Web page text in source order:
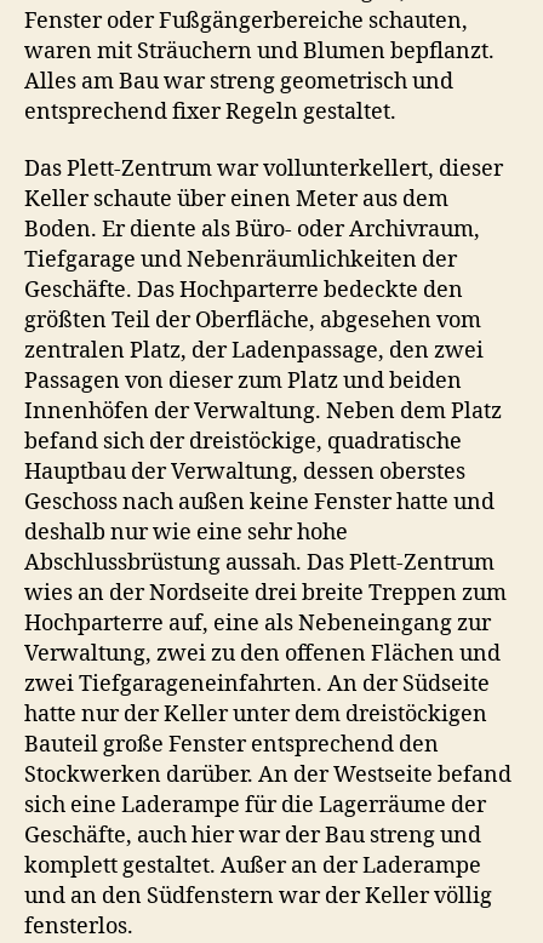
Fenster oder Fußgängerbereiche schauten,
waren mit Sträuchern und Blumen bepflanzt.
Alles am Bau war streng geometrisch und
entsprechend fixer Regeln gestaltet.
Das Plett-Zentrum war vollunterkellert, dieser
Keller schaute über einen Meter aus dem
Boden. Er diente als Büro- oder Archivraum,
Tiefgarage und Nebenräumlichkeiten der
Geschäfte. Das Hochparterre bedeckte den
größten Teil der Oberfläche, abgesehen vom
zentralen Platz, der Ladenpassage, den zwei
Passagen von dieser zum Platz und beiden
Innenhöfen der Verwaltung. Neben dem Platz
befand sich der dreistöckige, quadratische
Hauptbau der Verwaltung, dessen oberstes
Geschoss nach außen keine Fenster hatte und
deshalb nur wie eine sehr hohe
Abschlussbrüstung aussah. Das Plett-Zentrum
wies an der Nordseite drei breite Treppen zum
Hochparterre auf, eine als Nebeneingang zur
Verwaltung, zwei zu den offenen Flächen und
zwei Tiefgarageneinfahrten. An der Südseite
hatte nur der Keller unter dem dreistöckigen
Bauteil große Fenster entsprechend den
Stockwerken darüber. An der Westseite befand
sich eine Laderampe für die Lagerräume der
Geschäfte, auch hier war der Bau streng und
komplett gestaltet. Außer an der Laderampe
und an den Südfenstern war der Keller völlig
fensterlos.